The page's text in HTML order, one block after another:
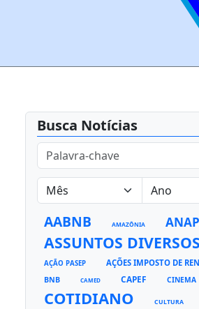
Busca Notícias
AABNB AMAZÔNIA
ASSUNTOS DIVERSOS
AÇÃO PASEP AÇÕES IMPOSTO DE
BNB CAMED CAPEF CINEMA
COTIDIANO CULTURA